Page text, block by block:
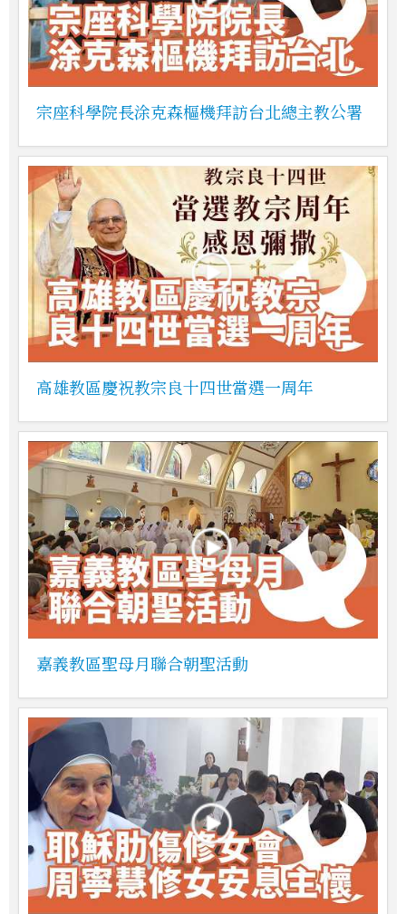
宗座科學院長涂克森樞機拜訪台北總主教公署
高雄教區慶祝教宗良十四世當選一周年
嘉義教區聖母月聯合朝聖活動